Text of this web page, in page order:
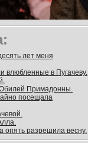
лет меня
влюбленные в Пугачеву.
Примадонны.
посещала
опять разрешила весну.